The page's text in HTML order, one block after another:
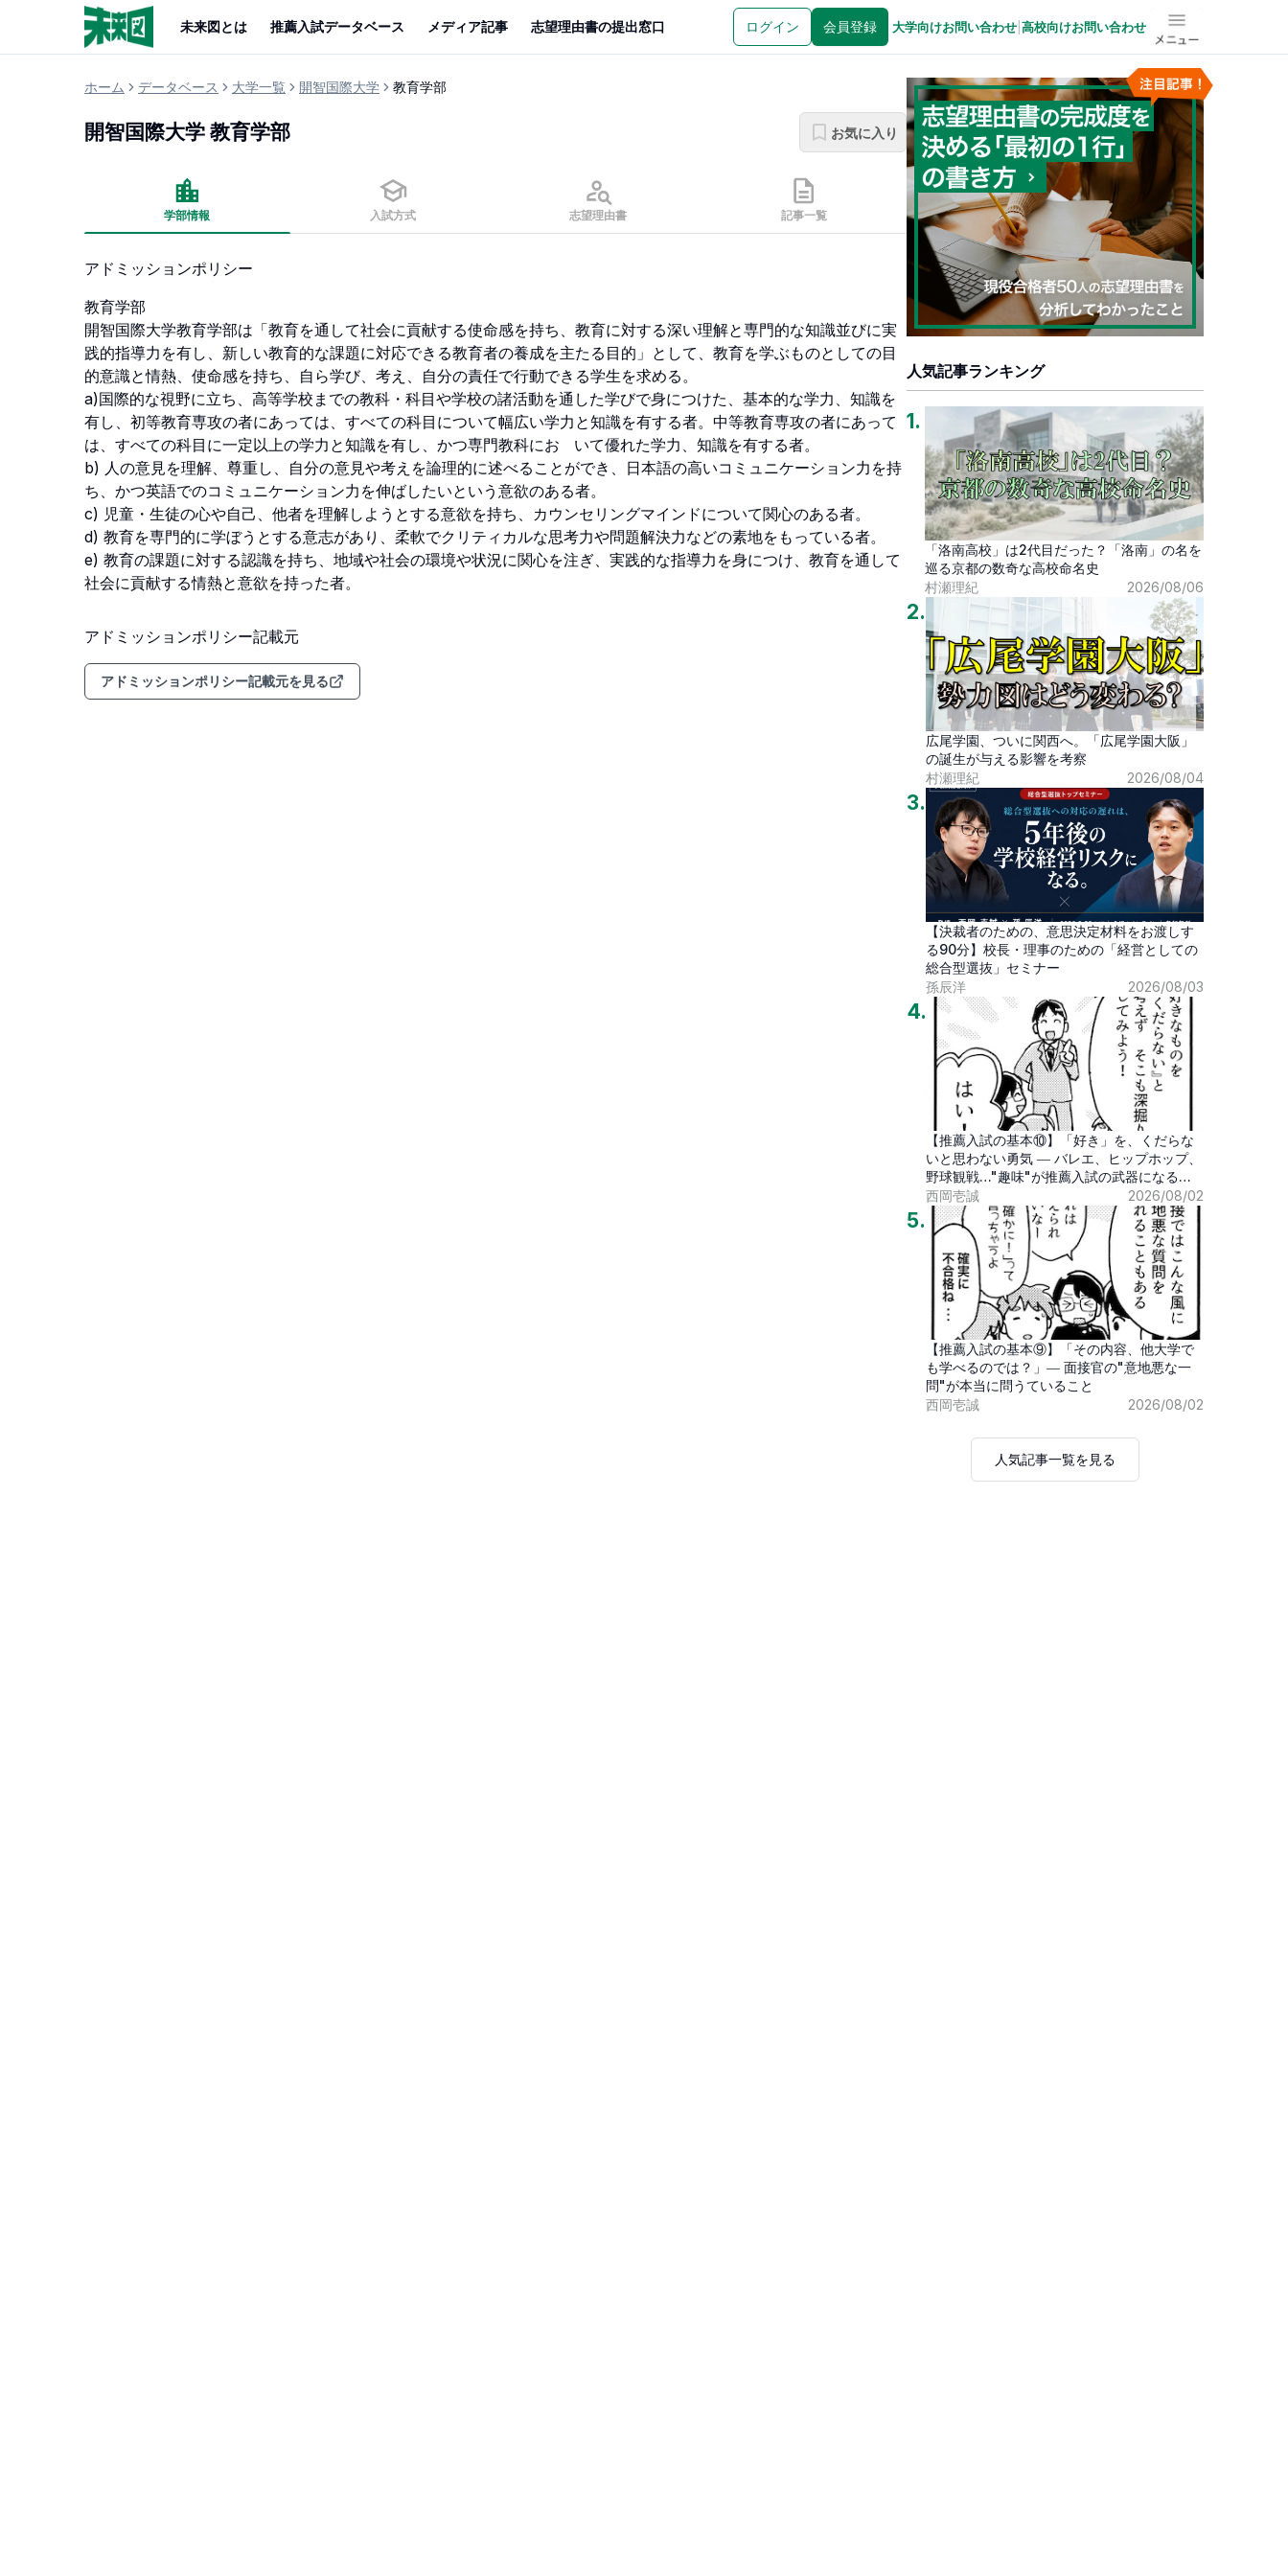
未来図とは 推薦入試データベース メディア記事 志望理由書の提出窓口 ログイン 会員登録 大学向けお問い合わせ 高校向けお問い合わせ メニュー
ホーム データベース 大学一覧 開智国際大学 教育学部
開智国際大学 教育学部 お気に入り
学部情報 入試方式 志望理由書 記事一覧
アドミッションポリシー
教育学部
開智国際大学教育学部は「教育を通して社会に貢献する使命感を持ち、教育に対する深い理解と専門的な知識並びに実
践的指導力を有し、新しい教育的な課題に対応できる教育者の養成を主たる目的」として、教育を学ぶものとしての目
的意識と情熱、使命感を持ち、自ら学び、考え、自分の責任で行動できる学生を求める。
a)国際的な視野に立ち、高等学校までの教科・科目や学校の諸活動を通した学びで身につけた、基本的な学力、知識を
有し、初等教育専攻の者にあっては、すべての科目について幅広い学力と知識を有する者。中等教育専攻の者にあって
は、すべての科目に一定以上の学力と知識を有し、かつ専門教科にお   いて優れた学力、知識を有する者。
b) 人の意見を理解、尊重し、自分の意見や考えを論理的に述べることができ、日本語の高いコミュニケーション力を持
ち、かつ英語でのコミュニケーション力を伸ばしたいという意欲のある者。
c) 児童・生徒の心や自己、他者を理解しようとする意欲を持ち、カウンセリングマインドについて関心のある者。
d) 教育を専門的に学ぼうとする意志があり、柔軟でクリティカルな思考力や問題解決力などの素地をもっている者。
e) 教育の課題に対する認識を持ち、地域や社会の環境や状況に関心を注ぎ、実践的な指導力を身につけ、教育を通して
社会に貢献する情熱と意欲を持った者。
アドミッションポリシー記載元
アドミッションポリシー記載元を見る
人気記事ランキング
1.
「洛南高校」は2代目だった？「洛南」の名を
巡る京都の数奇な高校命名史
村瀬理紀
2026/08/06
2.
広尾学園、ついに関西へ。「広尾学園大阪」
の誕生が与える影響を考察
村瀬理紀
2026/08/04
3.
【決裁者のための、意思決定材料をお渡しす
る90分】校長・理事のための「経営としての
総合型選抜」セミナー
孫辰洋
2026/08/03
4.
【推薦入試の基本⑩】「好き」を、くだらな
いと思わない勇気 ― バレエ、ヒップホップ、
野球観戦…"趣味"が推薦入試の武器になる時
代
西岡壱誠 2026/08/02
5.
【推薦入試の基本⑨】「その内容、他大学で
も学べるのでは？」― 面接官の"意地悪な一
問"が本当に問うていること
西岡壱誠
2026/08/02
人気記事一覧を見る